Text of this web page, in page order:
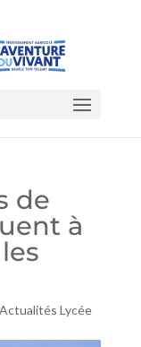
de
à
Actualités Lycée